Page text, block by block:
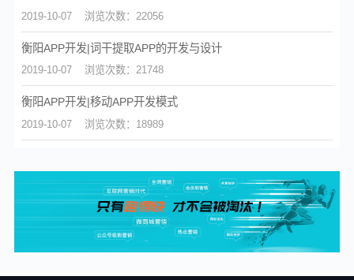
2019-10-07 浏览次数：22056
衡阳APP开发|词干提取APP的开发与设计
2019-10-07 浏览次数：21748
衡阳APP开发|移动APP开发模式
2019-10-07 浏览次数：18989